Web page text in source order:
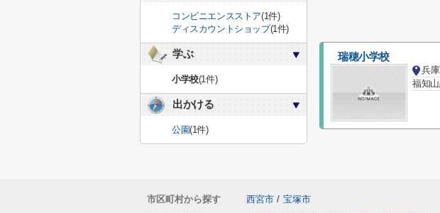
瑞穂小学校
兵
福知
コンビニエンスストア(1件)
ディスカウントショップ(1件)
学ぶ
小学校(1件)
出かける
公園(1件)
市区町村から探す 西宮市 / 宝塚市